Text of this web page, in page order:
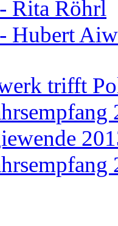
Rita Röhrl
Hubert
trifft